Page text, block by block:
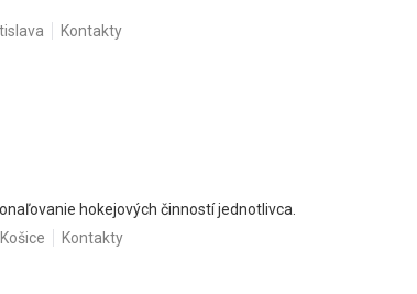
Kontakty
hokejových činností jednotlivca.
Kontakty